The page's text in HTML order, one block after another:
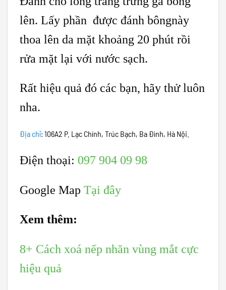
lên. Lấy phần được đánh bôngnày
thoa lên da mặt khoảng 20 phút rồi
rửa mặt lại với nước sạch.
Rất hiệu quả đó các bạn, hãy thử luôn
nha.
Địa chỉ: 106A2 P. Lạc Chính, Trúc Bạch, Ba Đình, Hà Nội.
Điện thoại: 097 904 09 98
Google Map Tại đây
Xem thêm:
8+ Cách xoá nếp nhăn vùng mắt cực
hiệu quả